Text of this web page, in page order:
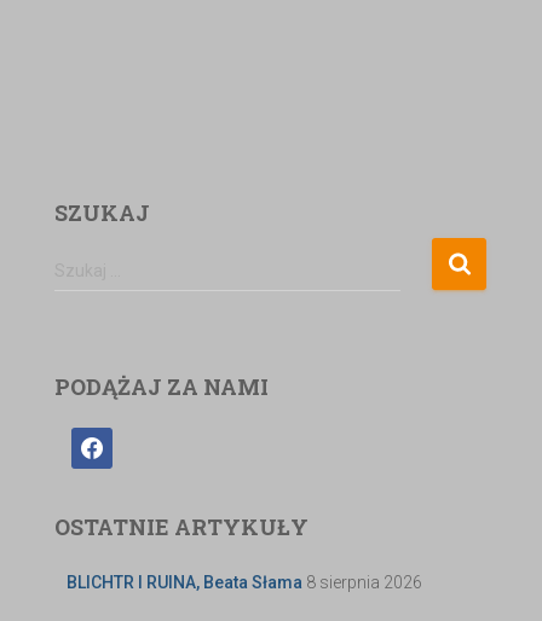
SZUKAJ
PODĄŻAJ ZA NAMI
OSTATNIE ARTYKUŁY
BLICHTR I RUINA, Beata Słama 8 sierpnia 2026